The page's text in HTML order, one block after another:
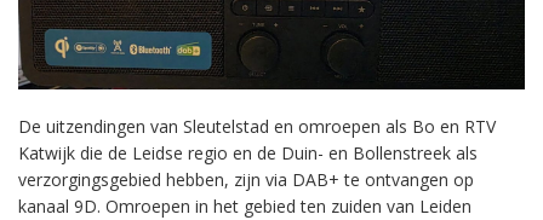
De uitzendingen van Sleutelstad en omroepen als Bo en RTV
Katwijk die de Leidse regio en de Duin- en Bollenstreek als
verzorgingsgebied hebben, zijn via DAB+ te ontvangen op
kanaal 9D. Omroepen in het gebied ten zuiden van Leiden